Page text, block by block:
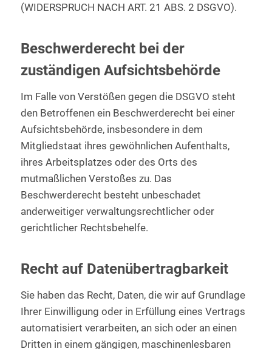
(WIDERSPRUCH NACH ART. 21 ABS. 2 DSGVO).
Beschwerde­recht bei der
zuständigen Aufsichts­behörde
Im Falle von Verstößen gegen die DSGVO steht
den Betroffenen ein Beschwerderecht bei einer
Aufsichtsbehörde, insbesondere in dem
Mitgliedstaat ihres gewöhnlichen Aufenthalts,
ihres Arbeitsplatzes oder des Orts des
mutmaßlichen Verstoßes zu. Das
Beschwerderecht besteht unbeschadet
anderweitiger verwaltungsrechtlicher oder
gerichtlicher Rechtsbehelfe.
Recht auf Daten­übertrag­barkeit
Sie haben das Recht, Daten, die wir auf Grundlage
Ihrer Einwilligung oder in Erfüllung eines Vertrags
automatisiert verarbeiten, an sich oder an einen
Dritten in einem gängigen, maschinenlesbaren